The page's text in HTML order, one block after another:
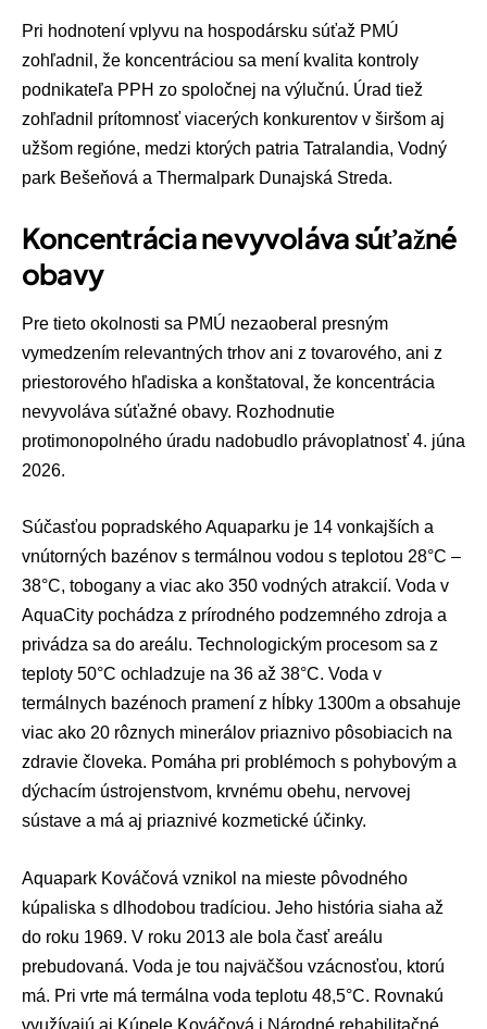
Pri hodnotení vplyvu na hospodársku súťaž PMÚ
zohľadnil, že koncentráciou sa mení kvalita kontroly
podnikateľa PPH zo spoločnej na výlučnú. Úrad tiež
zohľadnil prítomnosť viacerých konkurentov v širšom aj
užšom regióne, medzi ktorých patria Tatralandia, Vodný
park Bešeňová a Thermalpark Dunajská Streda.
Koncentrácia nevyvoláva súťažné
obavy
Pre tieto okolnosti sa PMÚ nezaoberal presným
vymedzením relevantných trhov ani z tovarového, ani z
priestorového hľadiska a konštatoval, že koncentrácia
nevyvoláva súťažné obavy. Rozhodnutie
protimonopolného úradu nadobudlo právoplatnosť 4. júna
2026.
Súčasťou popradského Aquaparku je 14 vonkajších a
vnútorných bazénov s termálnou vodou s teplotou 28°C –
38°C, tobogany a viac ako 350 vodných atrakcií. Voda v
AquaCity pochádza z prírodného podzemného zdroja a
privádza sa do areálu. Technologickým procesom sa z
teploty 50°C ochladzuje na 36 až 38°C. Voda v
termálnych bazénoch pramení z hĺbky 1300m a obsahuje
viac ako 20 rôznych minerálov priaznivo pôsobiacich na
zdravie človeka. Pomáha pri problémoch s pohybovým a
dýchacím ústrojenstvom, krvnému obehu, nervovej
sústave a má aj priaznivé kozmetické účinky.
Aquapark Kováčová vznikol na mieste pôvodného
kúpaliska s dlhodobou tradíciou. Jeho história siaha až
do roku 1969. V roku 2013 ale bola časť areálu
prebudovaná. Voda je tou najväčšou vzácnosťou, ktorú
má. Pri vrte má termálna voda teplotu 48,5°C. Rovnakú
využívajú aj Kúpele Kováčová i Národné rehabilitačné